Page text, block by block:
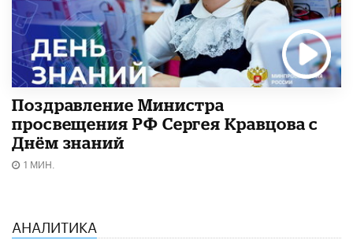
Поздравление Министра
просвещения РФ Сергея Кравцова с
Днём знаний
1 МИН.
АНАЛИТИКА